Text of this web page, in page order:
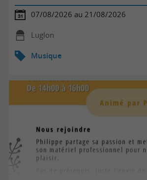
07/08/2026 au 21/08/2026
Luglon
Musique